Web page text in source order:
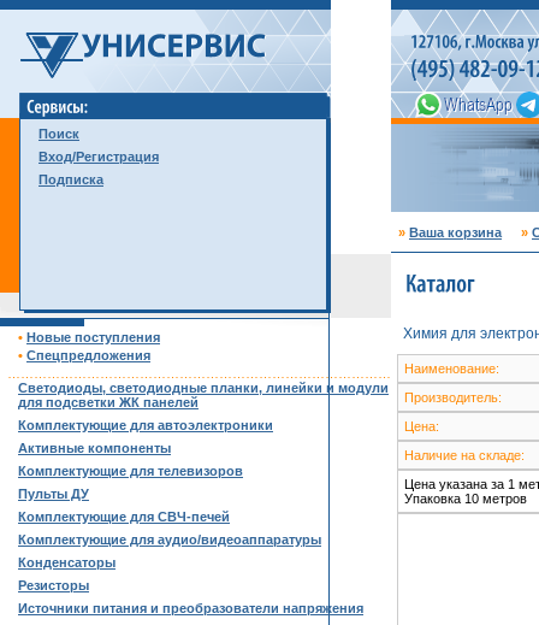
Поиск
Вход/Регистрация
Подписка
» Ваша корзина »
• Новые поступления
• Спецпредложения
Светодиоды, светодиодные планки, линейки и модули
для подсветки ЖК панелей
Комплектующие для автоэлектроники
Активные компоненты
Комплектующие для телевизоров
Пульты ДУ
Комплектующие для СВЧ-печей
Комплектующие для аудио/видеоаппаратуры
Конденсаторы
Резисторы
Источники питания и преобразователи напряжения
Химия для
Наименование:
Производитель:
Цена:
Наличие на складе:
Цена указана за 1
Упаковка 10 метров